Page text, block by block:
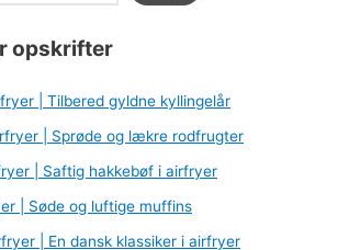
opskrifter
| Tilbered gyldne kyllingelår
| Sprøde og lækre rodfrugter
| Saftig hakkebøf i airfryer
| Søde og luftige muffins
| En dansk klassiker i airfryer